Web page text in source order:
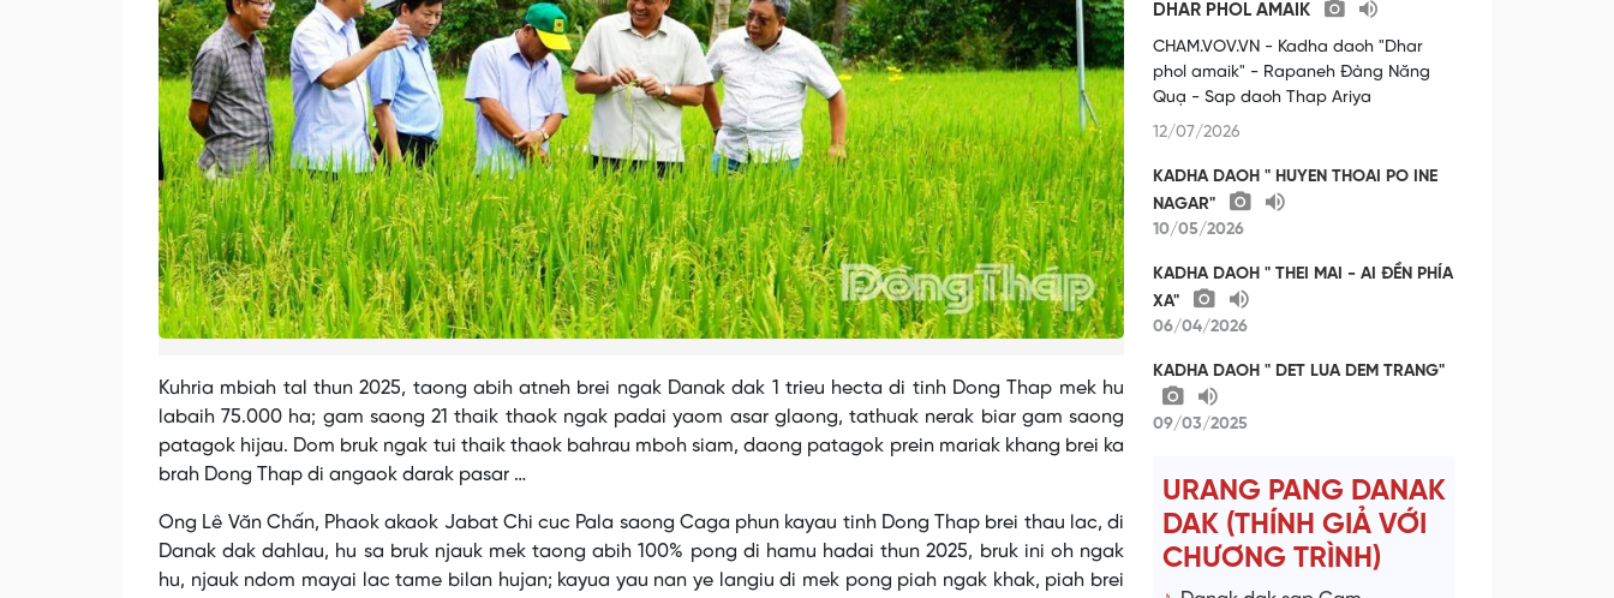
Kuhria mbiah tal thun 2025, taong abih atneh brei ngak Danak dak 1 trieu hecta di tinh Dong Thap mek hu
labaih 75.000 ha; gam saong 21 thaik thaok ngak padai yaom asar glaong, tathuak nerak biar gam saong
patagok hijau. Dom bruk ngak tui thaik thaok bahrau mboh siam, daong patagok prein mariak khang brei ka
brah Dong Thap di angaok darak pasar …
Ong Lê Văn Chấn, Phaok akaok Jabat Chi cuc Pala saong Caga phun kayau tinh Dong Thap brei thau lac, di
Danak dak dahlau, hu sa bruk njauk mek taong abih 100% pong di hamu hadai thun 2025, bruk ini oh ngak
hu, njauk ndom mayai lac tame bilan hujan; kayua yau nan ye langiu di mek pong piah ngak khak, piah brei
DHAR PHOL AMAIK
CHAM.VOV.VN - Kadha daoh "Dhar
phol amaik" - Rapaneh Đàng Năng
Quạ - Sap daoh Thap Ariya
12/07/2026
KADHA DAOH " HUYEN THOAI PO INE
NAGAR"
10/05/2026
KADHA DAOH " THEI MAI - AI ĐỀN PHÍA
XA"
06/04/2026
KADHA DAOH " DET LUA DEM TRANG"
09/03/2025
URANG PANG DANAK
DAK (THÍNH GIẢ VỚI
CHƯƠNG TRÌNH)